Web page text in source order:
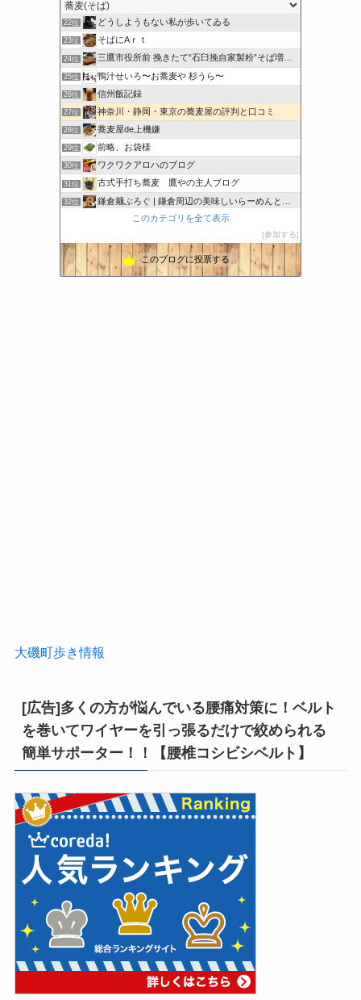
21位 ビシッとしないブログ
22位 どうしようもない私が歩いてゐる
23位 そばにAｒｔ
24位 三鷹市役所前 挽きたて“石臼挽自家製粉”そば増田屋
25位 鴨汁せいろ〜お蕎麦や 杉うら〜
26位 信州飯記録
27位 神奈川・静岡・東京の蕎麦屋の評判と口コミ
28位 蕎麦屋de上機嫌
29位 前略、お袋様
30位 ワクワクアロハのブログ
31位 古式手打ち蕎麦 鷹やの主人ブログ
32位 鎌倉麺ぶろぐ | 鎌倉周辺の美味しいらーめんと蕎麦を紹介
ゆるくないべさ Vol.2
このカテゴリを全て表示
参加する
このブログに投票する
大磯町歩き情報
[広告]多くの方が悩んでいる腰痛対策に！ベルト
を巻いてワイヤーを引っ張るだけで絞められる
簡単サポーター！！【腰椎コシビシベルト】